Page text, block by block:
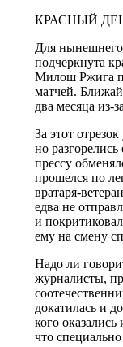
КРАСНЫЙ
Для нынешнего
подчеркнута
Милош Ржига
матчей.
два месяца из-
За этот
но
прессу
прошелся по
вратаря-
едва не
и
ему на смену
Надо ли
журналисты,
докатилась и
кого
что